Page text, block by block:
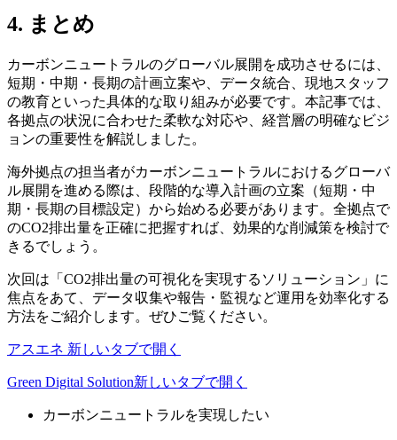
4. まとめ
カーボンニュートラルのグローバル展開を成功させるには、
短期・中期・長期の計画立案や、データ統合、現地スタッフ
の教育といった具体的な取り組みが必要です。本記事では、
各拠点の状況に合わせた柔軟な対応や、経営層の明確なビジ
ョンの重要性を解説しました。
海外拠点の担当者がカーボンニュートラルにおけるグローバ
ル展開を進める際は、段階的な導入計画の立案（短期・中
期・長期の目標設定）から始める必要があります。全拠点で
のCO2排出量を正確に把握すれば、効果的な削減策を検討で
きるでしょう。
次回は「CO2排出量の可視化を実現するソリューション」に
焦点をあて、データ収集や報告・監視など運用を効率化する
方法をご紹介します。ぜひご覧ください。
アスエネ 新しいタブで開く
Green Digital Solution新しいタブで開く
カーボンニュートラルを実現したい